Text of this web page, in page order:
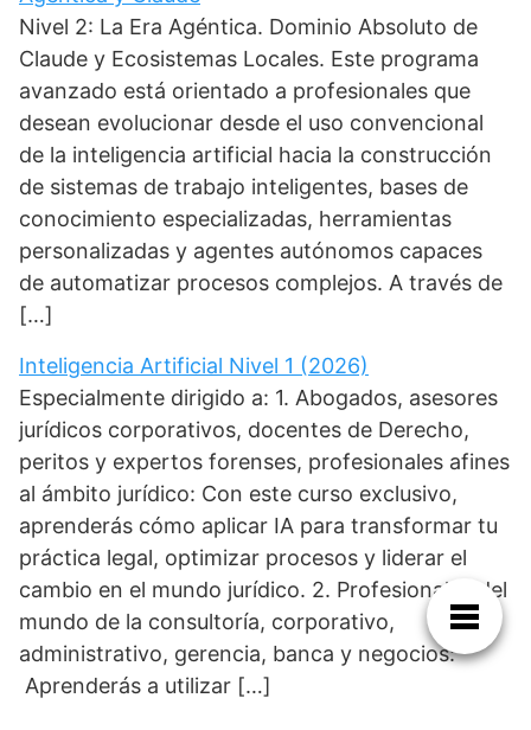
Nivel 2: La Era Agéntica. Dominio Absoluto de
Claude y Ecosistemas Locales. Este programa
avanzado está orientado a profesionales que
desean evolucionar desde el uso convencional
de la inteligencia artificial hacia la construcción
de sistemas de trabajo inteligentes, bases de
conocimiento especializadas, herramientas
personalizadas y agentes autónomos capaces
de automatizar procesos complejos. A través de
[…]
Inteligencia Artificial Nivel 1 (2026)
Especialmente dirigido a: 1. Abogados, asesores
jurídicos corporativos, docentes de Derecho,
peritos y expertos forenses, profesionales afines
al ámbito jurídico: Con este curso exclusivo,
aprenderás cómo aplicar IA para transformar tu
práctica legal, optimizar procesos y liderar el
cambio en el mundo jurídico. 2. Profesionales del
mundo de la consultoría, corporativo,
administrativo, gerencia, banca y negocios:
Aprenderás a utilizar […]